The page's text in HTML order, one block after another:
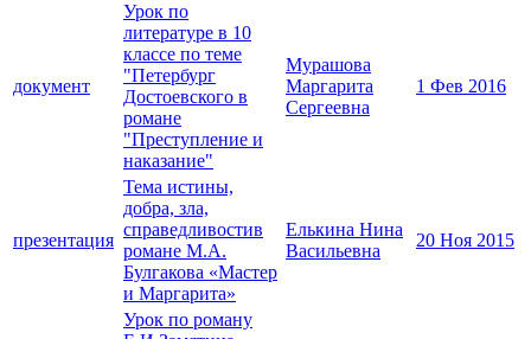
документ
Урок по
литературе в 10
классе по теме
"Петербург
Достоевского в
романе
"Преступление и
наказание"
Мурашова
Маргарита
Сергеевна
1 Фев 2016
презентация
Тема истины,
добра, зла,
справедливостив
романе М.А.
Булгакова «Мастер
и Маргарита»
Елькина Нина
Васильевна
20 Ноя 2015
Урок по роману